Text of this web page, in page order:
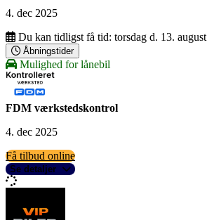
4. dec 2025
Du kan tidligst få tid: torsdag d. 13. august
Åbningstider
Mulighed for lånebil
FDM værkstedskontrol
4. dec 2025
Få tilbud online
Se detaljer